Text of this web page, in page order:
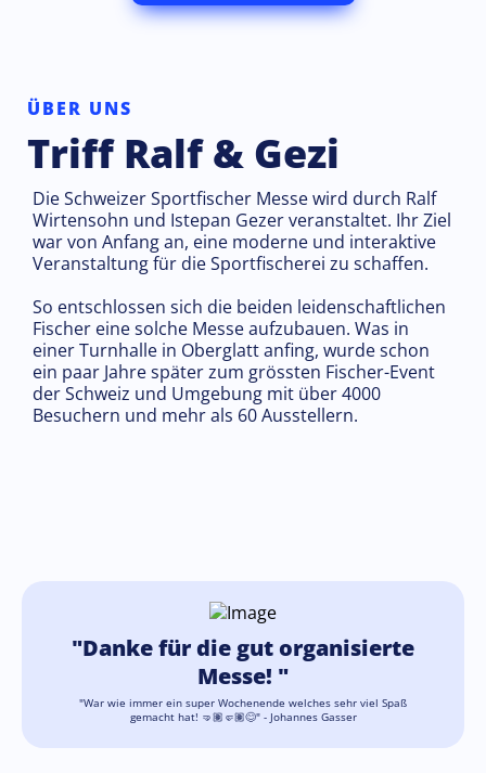
ÜBER UNS
Triff Ralf & Gezi
Die Schweizer Sportfischer Messe wird durch Ralf
Wirtensohn und Istepan Gezer veranstaltet. Ihr Ziel
war von Anfang an, eine moderne und interaktive
Veranstaltung für die Sportfischerei zu schaffen.
So entschlossen sich die beiden leidenschaftlichen
Fischer eine solche Messe aufzubauen. Was in
einer Turnhalle in Oberglatt anfing, wurde schon
ein paar Jahre später zum grössten Fischer-Event
der Schweiz und Umgebung mit über 4000
Besuchern und mehr als 60 Ausstellern.
"Danke für die gut organisierte
Messe! "
"War wie immer ein super Wochenende welches sehr viel Spaß
gemacht hat! 🤜🏽🤛🏽😊" - Johannes Gasser